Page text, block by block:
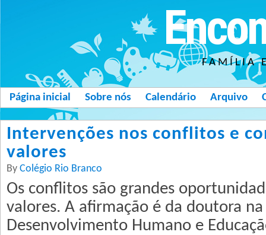
FAMÍLIA
Página inicial Sobre nós Calendário Arquivo
Intervenções nos conflitos e
valores
By Colégio Rio Branco
Os conflitos são grandes
valores. A afirmação é da doutora
Desenvolvimento Humano e